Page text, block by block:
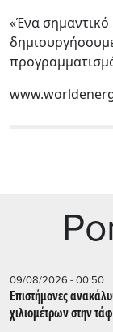
«Ένα
09/08/2026 - 00:50
Επιστήμονες
χιλιομέτρων στην